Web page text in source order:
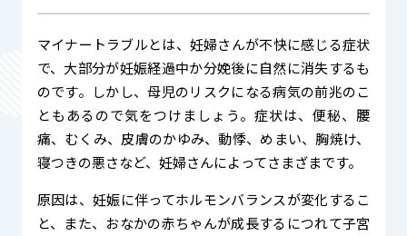
マイナートラブルとは、妊婦さんが不快に感じる症状
で、大部分が妊娠経過中か分娩後に自然に消失するも
のです。しかし、母児のリスクになる病気の前兆のこ
ともあるので気をつけましょう。症状は、便秘、腰
痛、むくみ、皮膚のかゆみ、動悸、めまい、胸焼け、
寝つきの悪さなど、妊婦さんによってさまざまです。
原因は、妊娠に伴ってホルモンバランスが変化するこ
と、また、おなかの赤ちゃんが成長するにつれて子宮